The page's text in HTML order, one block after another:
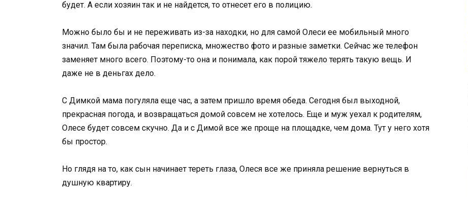
будет. А если хозяин так и не найдется, то отнесет его в полицию.
Можно было бы и не переживать из-за находки, но для самой Олеси ее мобильный много
значил. Там была рабочая переписка, множество фото и разные заметки. Сейчас же телефон
заменяет много всего. Поэтому-то она и понимала, как порой тяжело терять такую вещь. И
даже не в деньгах дело.
С Димкой мама погуляла еще час, а затем пришло время обеда. Сегодня был выходной,
прекрасная погода, и возвращаться домой совсем не хотелось. Еще и муж уехал к родителям,
Олесе будет совсем скучно. Да и с Димой все же проще на площадке, чем дома. Тут у него хотя
бы простор.
Но глядя на то, как сын начинает тереть глаза, Олеся все же приняла решение вернуться в
душную квартиру.